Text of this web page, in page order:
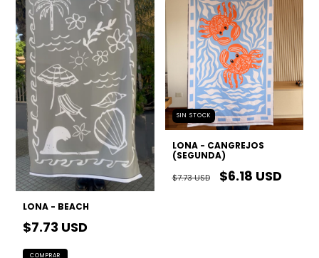
LONA - BEACH
$7.73 USD
SIN STOCK
LONA - CANGREJOS
(SEGUNDA)
$7.73 USD $6.18 USD